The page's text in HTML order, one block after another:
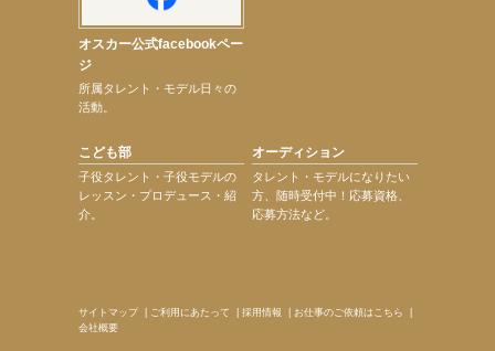
オスカー公式facebookペー
ジ
所属タレント・モデル日々の
活動。
こども部
子役タレント・子役モデルの
レッスン・プロデュース・紹
介。
オーディション
タレント・モデルになりたい
方、随時受付中！応募資格、
応募方法など。
サイトマップ| ご利用にあたって 採用情報 お仕事のご依頼はこちら
会社概要